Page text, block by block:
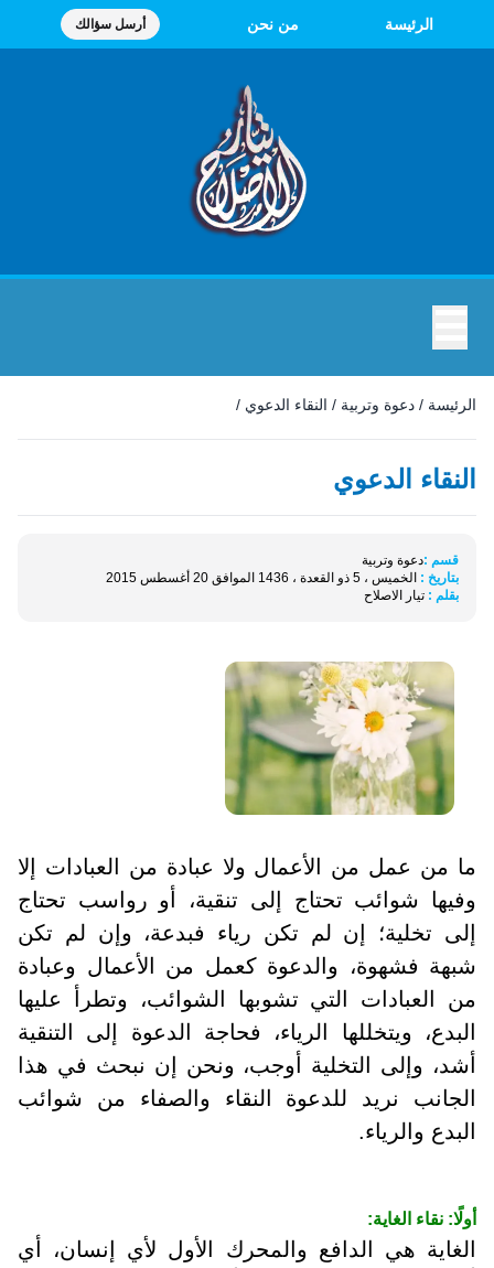
الرئيسة من نحن أرسل سؤالك
الرئيسة / دعوة وتربية / النقاء الدعوي /
النقاء الدعوي
قسم :دعوة وتربية
بتاريخ : الخميس ، 5 ذو القعدة ، 1436 الموافق 20 أغسطس 2015
بقلم : تيار الاصلاح
ما من عمل من الأعمال ولا عبادة من العبادات إلا
وفيها شوائب تحتاج إلى تنقية، أو رواسب تحتاج
إلى تخلية؛ إن لم تكن رياء فبدعة، وإن لم تكن
شبهة فشهوة، والدعوة كعمل من الأعمال وعبادة
من العبادات التي تشوبها الشوائب، وتطرأ عليها
البدع، ويتخللها الرياء، فحاجة الدعوة إلى التنقية
أشد، وإلى التخلية أوجب، ونحن إن نبحث في هذا
الجانب نريد للدعوة النقاء والصفاء من شوائب
البدع والرياء.
أولًا: نقاء الغاية:
الغاية هي الدافع والمحرك الأول لأي إنسان، أي